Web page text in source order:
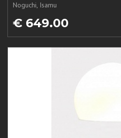
Noguchi, Isamu
€ 649.00